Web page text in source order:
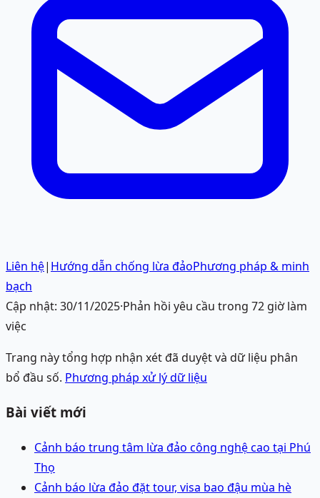
Liên hệ| Hướng dẫn chống lừa đảoPhương pháp & minh
bạch
Cập nhật: 30/11/2025·Phản hồi yêu cầu trong 72 giờ làm
việc
Trang này tổng hợp nhận xét đã duyệt và dữ liệu phân
bổ đầu số. Phương pháp xử lý dữ liệu
Bài viết mới
Cảnh báo trung tâm lừa đảo công nghệ cao tại Phú
Thọ
Cảnh báo lừa đảo đặt tour, visa bao đậu mùa hè